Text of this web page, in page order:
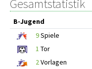
Gesamtstatistik
B-Jugend
9Spiele
1 Tor
2Vorlagen